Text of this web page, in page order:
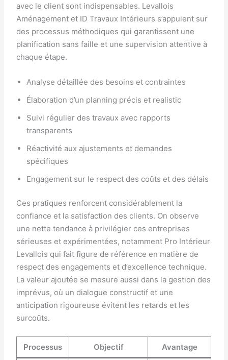
avec le client sont indispensables. Levallois
Aménagement et ID Travaux Intérieurs s’appuient sur
des processus méthodiques qui garantissent une
planification sans faille et une supervision attentive à
chaque étape.
Analyse détaillée des besoins et contraintes
Élaboration d’un planning précis et realistic
Suivi régulier des travaux avec rapports
transparents
Réactivité aux ajustements et demandes
spécifiques
Engagement sur le respect des coûts et des délais
Ces pratiques renforcent considérablement la
confiance et la satisfaction des clients. On observe
une nette tendance à privilégier ces entreprises
sérieuses et expérimentées, notamment Pro Intérieur
Levallois qui fait figure de référence en matière de
respect des engagements et d’excellence technique.
La valeur ajoutée se mesure aussi dans la gestion des
imprévus, où un dialogue constructif et une
anticipation rigoureuse évitent les retards et les
surcoûts.
Processus Objectif Avantage